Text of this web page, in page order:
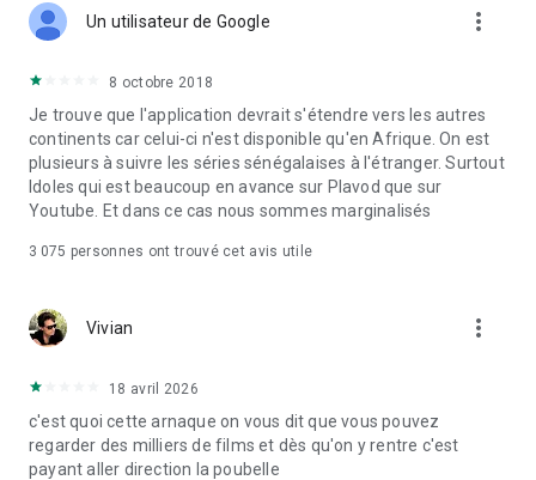
documentaires ou les documentaires football, PlayVOD vous
accompagne partout.
Merci pour votre fidélité… et surtout bon film !
Règles de confidentialité :
https://playvod.com/personal-data-fr
Conditions générales d'utilisation :
Un utilisateur de Google more_vert
8 octobre 2018
Je trouve que l'application devrait s'étendre vers les autres
continents car celui-ci n'est disponible qu'en Afrique. On est
plusieurs à suivre les séries sénégalaises à l'étranger. Surtout
Idoles qui est beaucoup en avance sur Plavod que sur
Youtube. Et dans ce cas nous sommes marginalisés
3 075 personnes ont trouvé cet avis utile
Vivian more_vert
18 avril 2026
c'est quoi cette arnaque on vous dit que vous pouvez
regarder des milliers de films et dès qu'on y rentre c'est
payant aller direction la poubelle